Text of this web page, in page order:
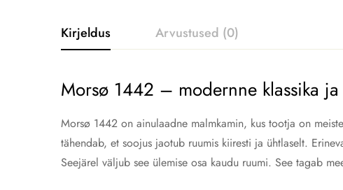
Kirjeldus Arvustused (0)
Morsø 1442 – modernne klassika
Morsø 1442 on ainulaadne malmkamin, kus tootja on
tähendab, et soojus jaotub ruumis kiiresti ja ühtlaselt.
Seejärel väljub see ülemise osa kaudu ruumi. See tagab